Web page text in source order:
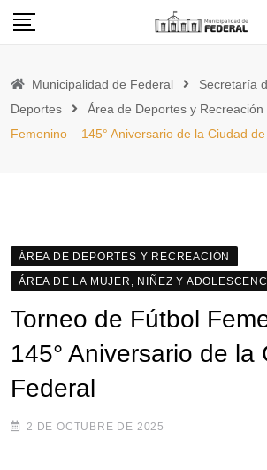
Skip
Municipalidad de Federal
Secretaría
Deportes
Área de Deportes y Recreación
Femenino – 145° Aniversario de la Ciudad
ÁREA DE DEPORTES Y RECREACIÓN
ÁREA DE LA MUJER, NIÑEZ Y
Torneo de Fútbol
145° Aniversario de la
Federal
2 DE OCTUBRE DE 2025